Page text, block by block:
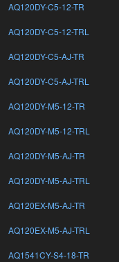
AQ120DY-C5-12-TR
AQ120DY-C5-12-TRL
AQ120DY-C5-AJ-TR
AQ120DY-C5-AJ-TRL
AQ120DY-M5-12-TR
AQ120DY-M5-12-TRL
AQ120DY-M5-AJ-TR
AQ120DY-M5-AJ-TRL
AQ120EX-M5-AJ-TR
AQ120EX-M5-AJ-TRL
AQ1541CY-S4-18-TR